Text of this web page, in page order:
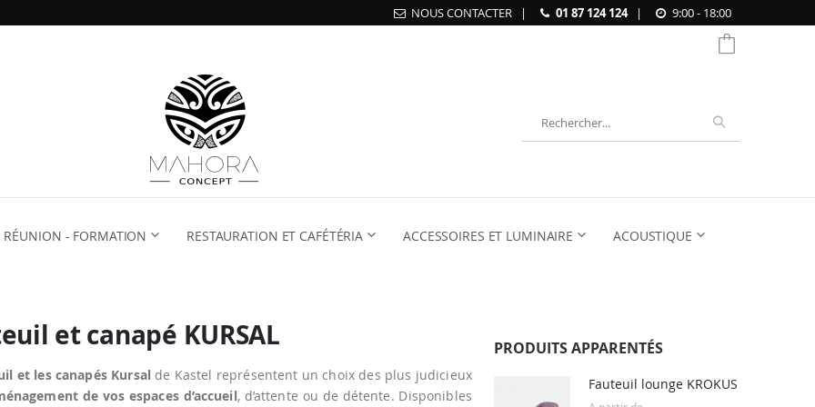
NOUS CONTACTER | 01 87 124 124 | 9:00 - 18:00
RÉUNION - FORMATION RESTAURATION ET CAFÉTÉRIA ACCESSOIRES ET LUMINAIRE ACOUSTIQUE
et canapé KURSAL
et les canapés Kursal de Kastel représentent un choix des plus judicieux
de vos espaces d’accueil, d’attente ou de détente. Disponibles
PRODUITS APPARENTÉS
Fauteuil lounge KROKUS